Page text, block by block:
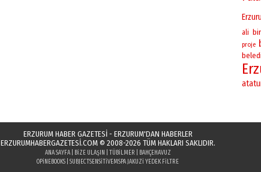
ali bir
proje
ERZURUM HABER GAZETESİ - ERZURUM'DAN HABERLER
ERZURUMHABERGAZETESI.COM© 2008-2026 TÜM HAKLARI SAKLIDIR.
ANA SAYFA| BIZE ULAŞIN TÜBILMER
BAHÇEHAVUZ
OPINEBOOKS SUBJECTSENSITIVEMSPA JAKUZI YEDEK FILTRE